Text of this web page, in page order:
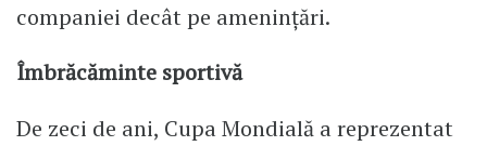
companiei decât pe amenințări.
Îmbrăcăminte sportivă
De zeci de ani, Cupa Mondială a reprezentat